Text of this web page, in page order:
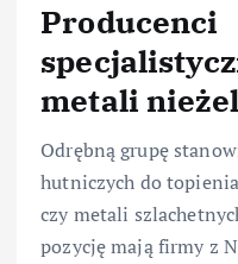
Producenci
metali
Odrębną grupę
hutniczych do
czy metali
pozycję mają firmy z